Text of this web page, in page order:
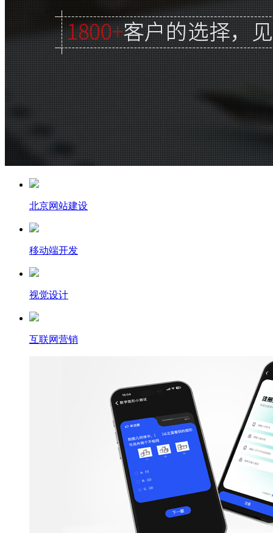
北京网站建设
移动端开发
视觉设计
互联网营销